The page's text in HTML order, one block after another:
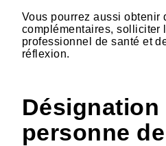
Vous pourrez aussi obtenir
complémentaires, solliciter
professionnel de santé et
réflexion.
Désignation
personne